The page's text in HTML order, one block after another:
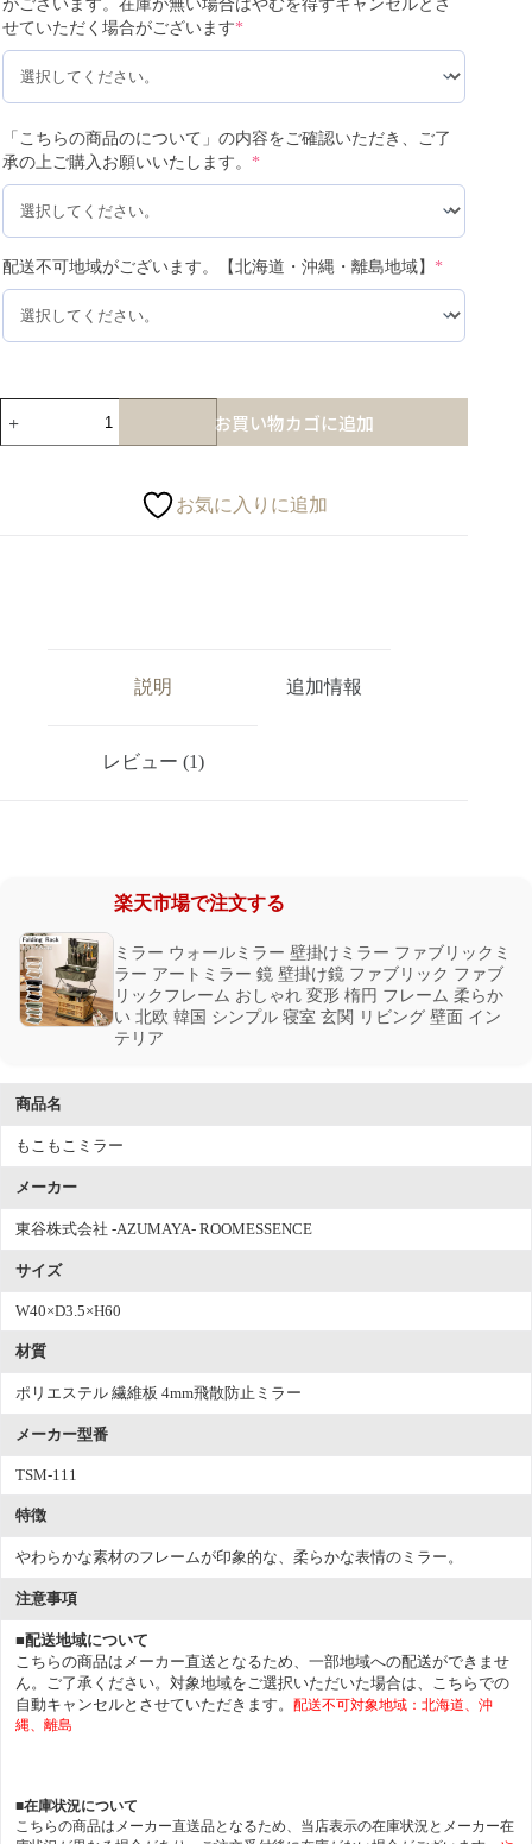
がございます。在庫が無い場合はやむを得ずキャンセルとさ
せていただく場合がございます*
「こちらの商品のについて」の内容をご確認いただき、ご了
承の上ご購入お願いいたします。 *
配送不可地域がございます。【北海道・沖縄・離島地域】 *
お買い物カゴに追加
お気に入りに追加
説明 追加情報
レビュー (1)
楽天市場で注文する
ミラー ウォールミラー 壁掛けミラー ファブリックミ
ラー アートミラー 鏡 壁掛け鏡 ファブリック ファブ
リックフレーム おしゃれ 変形 楕円 フレーム 柔らか
い 北欧 韓国 シンプル 寝室 玄関 リビング 壁面 イン
テリア
商品名
もこもこミラー
メーカー
東谷株式会社 -AZUMAYA- ROOMESSENCE
サイズ
W40×D3.5×H60
材質
ポリエステル 繊維板 4mm飛散防止ミラー
メーカー型番
TSM-111
特徴
やわらかな素材のフレームが印象的な、柔らかな表情のミラー。
注意事項
■配送地域について
こちらの商品はメーカー直送となるため、一部地域への配送ができませ
ん。ご了承ください。対象地域をご選択いただいた場合は、こちらでの
自動キャンセルとさせていただきます。 配送不可対象地域：北海道、沖
縄、離島
■在庫状況について
こちらの商品はメーカー直送品となるため、当店表示の在庫状況とメーカー在